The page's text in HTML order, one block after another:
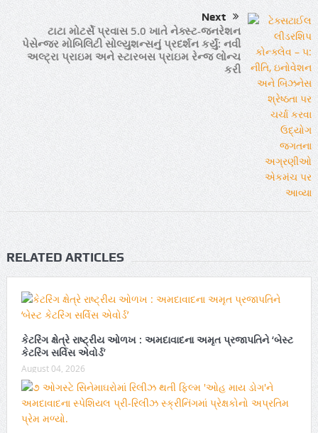
Next
ટાટા મોટર્સે પ્રવાસ 5.0 ખાતે નેક્સ્ટ-જનરેશન
પેસેન્જર મોબિલિટી સોલ્યુશન્સનું પ્રદર્શન કર્યું: નવી
અલ્ટ્રા પ્રાઇમ અને સ્ટારબસ પ્રાઇમ રેન્જ લોન્ચ
કરી
RELATED ARTICLES
કેટરિંગ ક્ષેત્રે રાષ્ટ્રીય ઓળખ : અમદાવાદના અમૃત પ્રજાપતિને ‘બેસ્ટ
કેટરિંગ સર્વિસ એવોર્ડ’
August 04, 2026